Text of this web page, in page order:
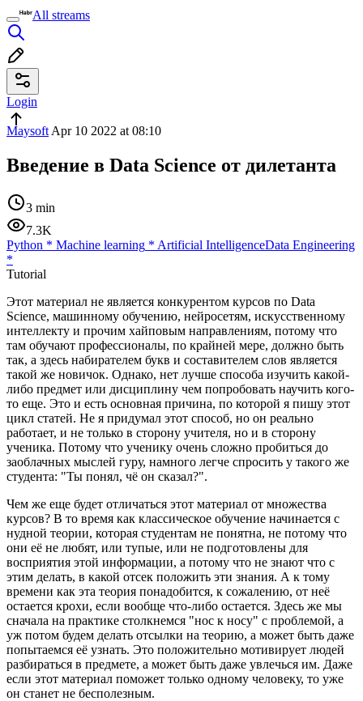
All streams
Login
Maysoft Apr 10 2022 at 08:10
Введение в Data Science от дилетанта
3 min
7.3K
Python * Machine learning * Artificial IntelligenceData Engineering
*
Tutorial
Этот материал не является конкурентом курсов по Data
Science, машинному обучению, нейросетям, искусственному
интеллекту и прочим хайповым направлениям, потому что
там обучают профессионалы, по крайней мере, должно быть
так, а здесь набирателем букв и составителем слов является
такой же новичок. Однако, нет лучше способа изучить какой-
либо предмет или дисциплину чем попробовать научить кого-
то еще. Это и есть основная причина, по которой я пишу этот
цикл статей. Не я придумал этот способ, но он реально
работает, и не только в сторону учителя, но и в сторону
ученика. Потому что ученику очень сложно пробиться до
заоблачных мыслей гуру, намного легче спросить у такого же
студента: "Ты понял, чё он сказал?".
Чем же еще будет отличаться этот материал от множества
курсов? В то время как классическое обучение начинается с
нудной теории, которая студентам не понятна, не потому что
они её не любят, или тупые, или не подготовлены для
восприятия этой информации, а потому что не знают что с
этим делать, в какой отсек положить эти знания. А к тому
времени как эта теория понадобится, к сожалению, от неё
остается крохи, если вообще что-либо остается. Здесь же мы
сначала на практике столкнемся "нос к носу" с проблемой, а
уж потом будем делать отсылки на теорию, а может быть даже
попытаемся её узнать. Это положительно мотивирует людей
разбираться в предмете, а может быть даже увлечься им. Даже
если этот материал поможет только одному человеку, то уже
он станет не бесполезным.